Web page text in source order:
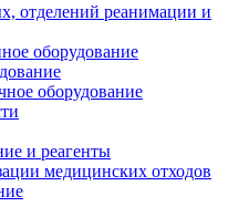
отделений реанимации и
оборудование
оборудование
и реагенты
медицинских отходов